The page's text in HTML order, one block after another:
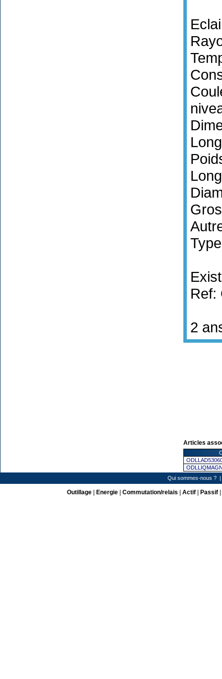
Ref:
2
Articles
Qui sommes-nous ?
Outillage| Energie| Commutation/relais Actif| Passif|